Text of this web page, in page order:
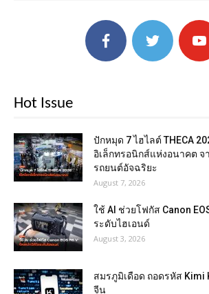
Hot Issue
ปักหมุด 7 ไฮไลต์ THECA
อิเล็กทรอนิกส์แห่งอนาคต จ
รถยนต์อัจฉริยะ
August 7, 2026
ใช้ AI ช่วยโฟกัส Canon
ระดับไฮเอนด์
August 3, 2026
สมรภูมิเดือด ถอดรหัส Kimi
จีน